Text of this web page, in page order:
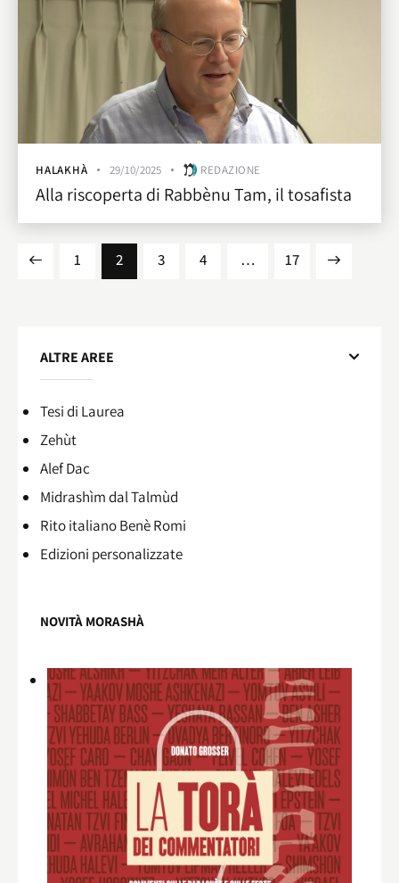
HALAKHÀ 29/10/2025 REDAZIONE
Alla riscoperta di Rabbènu Tam, il tosafista
1 2 3 4 … 17
>
ALTRE AREE
Tesi di Laurea
Zehùt
Alef Dac
Midrashìm dal Talmùd
Rito italiano Benè Romi​
Edizioni personalizzate
NOVITÀ MORASHÀ